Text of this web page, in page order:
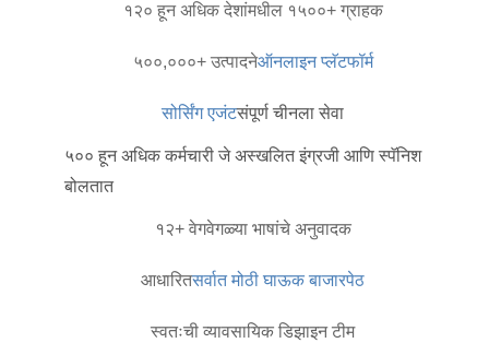
१२० हून अधिक देशांमधील १५००+ ग्राहक
५००,०००+ उत्पादनेऑनलाइन प्लॅटफॉर्म
सोर्सिंग एजंटसंपूर्ण चीनला सेवा
५०० हून अधिक कर्मचारी जे अस्खलित इंग्रजी आणि स्पॅनिश
बोलतात
१२+ वेगवेगळ्या भाषांचे अनुवादक
आधारितसर्वात मोठी घाऊक बाजारपेठ
स्वतःची व्यावसायिक डिझाइन टीम